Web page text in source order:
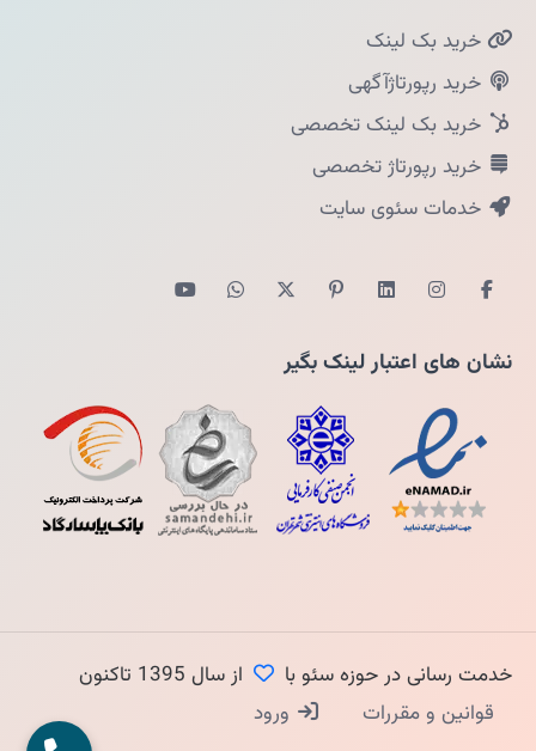
خرید بک لینک
خرید رپورتاژآگهی
خرید بک لینک تخصصی
خرید رپورتاژ تخصصی
خدمات سئوی سایت
نشان های اعتبار لینک بگیر
خدمت رسانی در حوزه سئو با
از سال 1395 تاکنون
قوانین و مقررات
ورود